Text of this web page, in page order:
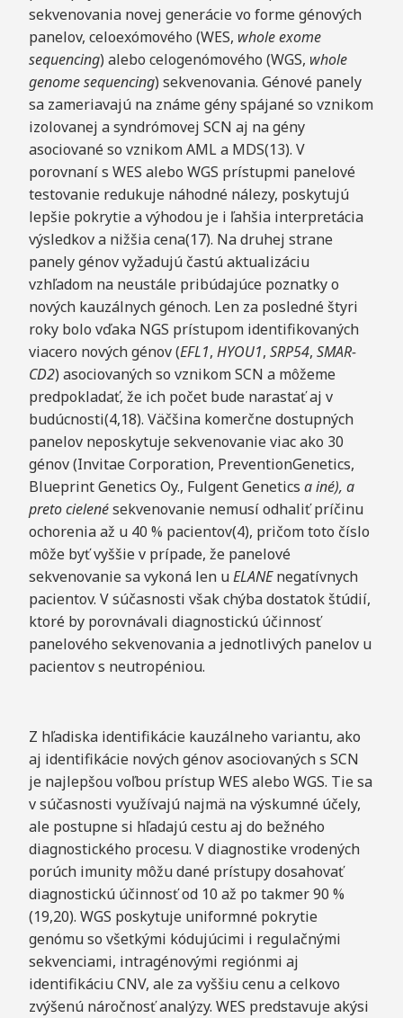
sekvenovania novej generácie vo forme génových
panelov, celoexómového (WES, whole exome
sequencing) alebo celogenómového (WGS, whole
genome sequencing) sekvenovania. Génové panely
sa zameriavajú na známe gény spájané so vznikom
izolovanej a syndrómovej SCN aj na gény
asociované so vznikom AML a MDS(13). V
porovnaní s WES alebo WGS prístupmi panelové
testovanie redukuje náhodné nálezy, poskytujú
lepšie pokrytie a výhodou je i ľahšia interpretácia
výsledkov a nižšia cena(17). Na druhej strane
panely génov vyžadujú častú aktualizáciu
vzhľadom na neustále pribúdajúce poznatky o
nových kauzálnych génoch. Len za posledné štyri
roky bolo vďaka NGS prístupom identifikovaných
viacero nových génov (EFL1, HYOU1, SRP54, SMAR-
CD2) asociovaných so vznikom SCN a môžeme
predpokladať, že ich počet bude narastať aj v
budúcnosti(4,18). Väčšina komerčne dostupných
panelov neposkytuje sekvenovanie viac ako 30
génov (Invitae Corporation, PreventionGenetics,
Blueprint Genetics Oy., Fulgent Genetics a iné), a
preto cielenésekvenovanie nemusí odhaliť príčinu
ochorenia až u 40 % pacientov(4), pričom toto číslo
môže byť vyššie v prípade, že panelové
sekvenovanie sa vykoná len uELANEnegatívnych
pacientov. V súčasnosti však chýba dostatok štúdií,
ktoré by porovnávali diagnostickú účinnosť
panelového sekvenovania a jednotlivých panelov u
pacientov s neutropéniou.
Z hľadiska identifikácie kauzálneho variantu, ako
aj identifikácie nových génov asociovaných s SCN
je najlepšou voľbou prístup WES alebo WGS. Tie sa
v súčasnosti využívajú najmä na výskumné účely,
ale postupne si hľadajú cestu aj do bežného
diagnostického procesu. V diagnostike vrodených
porúch imunity môžu dané prístupy dosahovať
diagnostickú účinnosť od 10 až po takmer 90 %
(19,20). WGS poskytuje uniformné pokrytie
genómu so všetkými kódujúcimi i regulačnými
sekvenciami, intragénovými regiónmi aj
identifikáciu CNV, ale za vyššiu cenu a celkovo
zvýšenú náročnosť analýzy. WES predstavuje akýsi